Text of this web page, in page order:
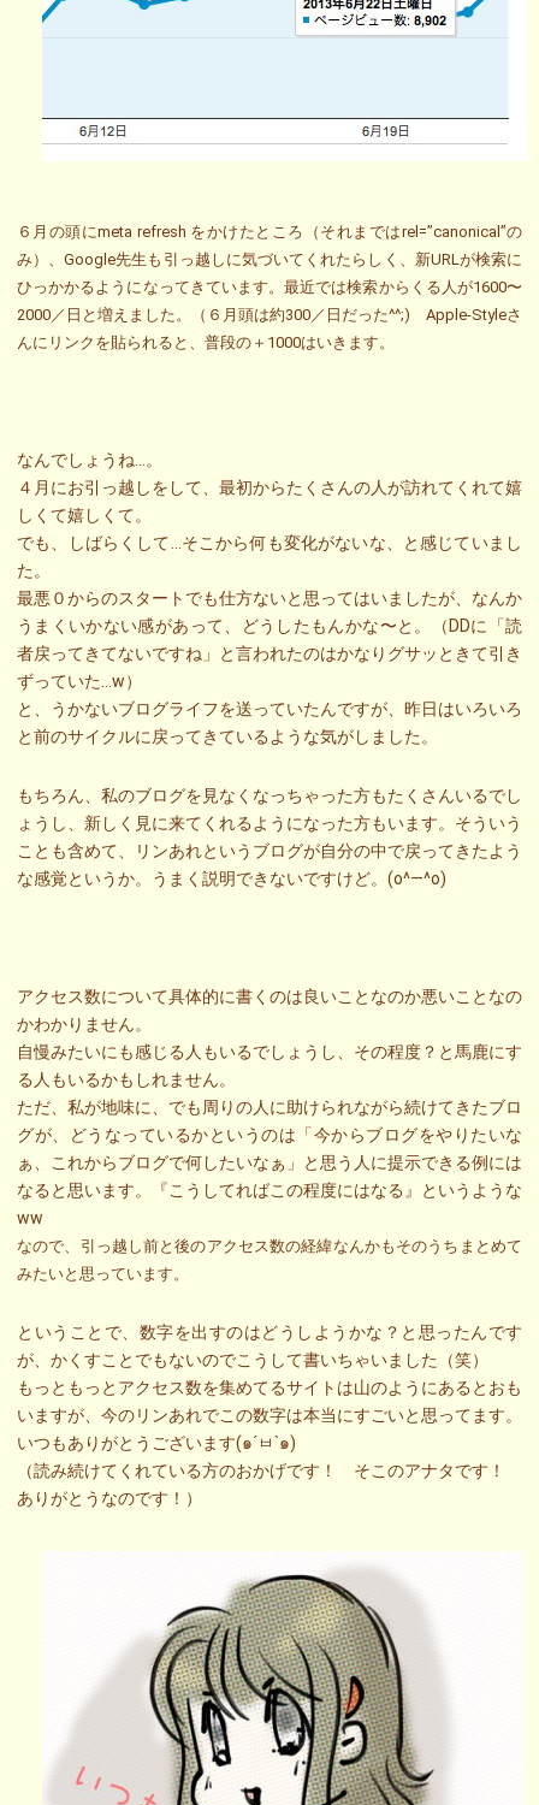
６月の頭にmeta refresh をかけたところ（それまではrel=”canonical”の
み）、Google先生も引っ越しに気づいてくれたらしく、新URLが検索に
ひっかかるようになってきています。最近では検索からくる人が1600〜
2000／日と増えました。（６月頭は約300／日だった^^;) Apple-Styleさ
んにリンクを貼られると、普段の＋1000はいきます。
なんでしょうね…。
４月にお引っ越しをして、最初からたくさんの人が訪れてくれて嬉
しくて嬉しくて。
でも、しばらくして…そこから何も変化がないな、と感じていまし
た。
最悪０からのスタートでも仕方ないと思ってはいましたが、なんか
うまくいかない感があって、どうしたもんかな〜と。（DDに「読
者戻ってきてないですね」と言われたのはかなりグサッときて引き
ずっていた…w）
と、うかないブログライフを送っていたんですが、昨日はいろいろ
と前のサイクルに戻ってきているような気がしました。
もちろん、私のブログを見なくなっちゃった方もたくさんいるでし
ょうし、新しく見に来てくれるようになった方もいます。そういう
ことも含めて、リンあれというブログが自分の中で戻ってきたよう
な感覚というか。うまく説明できないですけど。(o^―^o)
アクセス数について具体的に書くのは良いことなのか悪いことなの
かわかりません。
自慢みたいにも感じる人もいるでしょうし、その程度？と馬鹿にす
る人もいるかもしれません。
ただ、私が地味に、でも周りの人に助けられながら続けてきたブロ
グが、どうなっているかというのは「今からブログをやりたいな
ぁ、これからブログで何したいなぁ」と思う人に提示できる例には
なると思います。『こうしてればこの程度にはなる』というような
ww
なので、引っ越し前と後のアクセス数の経緯なんかもそのうちまとめて
みたいと思っています。
ということで、数字を出すのはどうしようかな？と思ったんです
が、かくすことでもないのでこうして書いちゃいました（笑）
もっともっとアクセス数を集めてるサイトは山のようにあるとおも
いますが、今のリンあれでこの数字は本当にすごいと思ってます。
いつもありがとうございます(๑´ㅂ`๑)
（読み続けてくれている方のおかげです！ そこのアナタです！
ありがとうなのです！）